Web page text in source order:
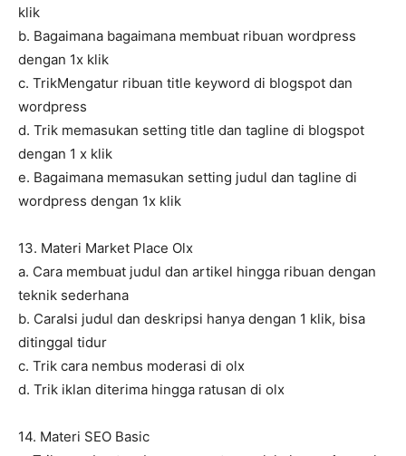
klik
b. Bagaimana bagaimana membuat ribuan wordpress
dengan 1x klik
c. TrikMengatur ribuan title keyword di blogspot dan
wordpress
d. Trik memasukan setting title dan tagline di blogspot
dengan 1 x klik
e. Bagaimana memasukan setting judul dan tagline di
wordpress dengan 1x klik
13. Materi Market Place Olx
a. Cara membuat judul dan artikel hingga ribuan dengan
teknik sederhana
b. CaraIsi judul dan deskripsi hanya dengan 1 klik, bisa
ditinggal tidur
c. Trik cara nembus moderasi di olx
d. Trik iklan diterima hingga ratusan di olx
14. Materi SEO Basic